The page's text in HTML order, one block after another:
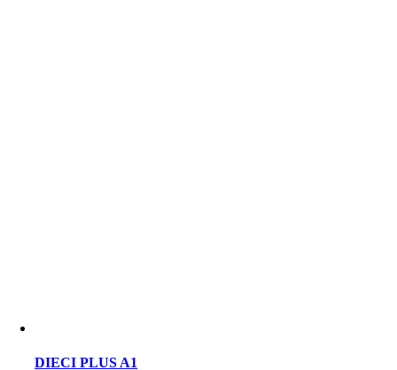
DIECI PLUS A1